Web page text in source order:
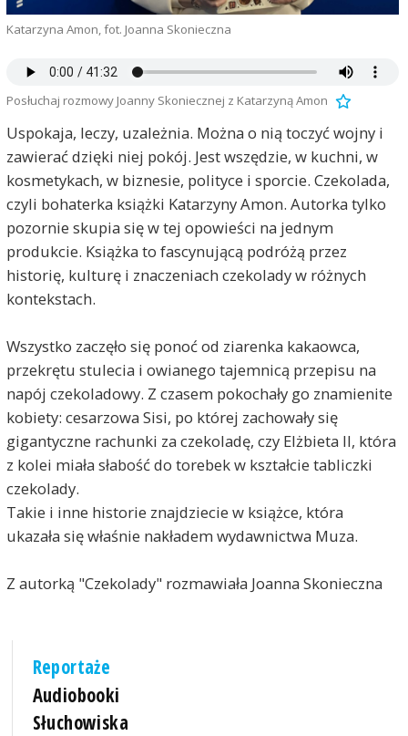
Katarzyna Amon, fot. Joanna Skonieczna
Posłuchaj rozmowy Joanny Skoniecznej z Katarzyną Amon
Uspokaja, leczy, uzależnia. Można o nią toczyć wojny i
zawierać dzięki niej pokój. Jest wszędzie, w kuchni, w
kosmetykach, w biznesie, polityce i sporcie. Czekolada,
czyli bohaterka książki Katarzyny Amon. Autorka tylko
pozornie skupia się w tej opowieści na jednym
produkcie. Książka to fascynującą podróżą przez
historię, kulturę i znaczeniach czekolady w różnych
kontekstach.
Wszystko zaczęło się ponoć od ziarenka kakaowca,
przekrętu stulecia i owianego tajemnicą przepisu na
napój czekoladowy. Z czasem pokochały go znamienite
kobiety: cesarzowa Sisi, po której zachowały się
gigantyczne rachunki za czekoladę, czy Elżbieta II, która
z kolei miała słabość do torebek w kształcie tabliczki
czekolady.
Takie i inne historie znajdziecie w książce, która
ukazała się właśnie nakładem wydawnictwa Muza.
Z autorką "Czekolady" rozmawiała Joanna Skonieczna
Reportaże
Audiobooki
Słuchowiska